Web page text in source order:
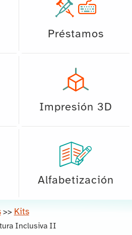
Préstamos
Impresión 3D
Alfabetización
>> Kits
Inclusiva II